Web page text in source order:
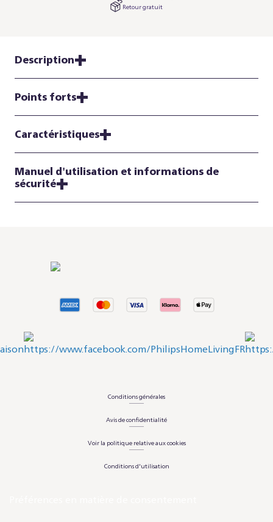
Retour gratuit
Description
Points forts
Caractéristiques
Manuel d'utilisation et informations de
sécurité
Conditions générales
Avis de confidentialité
Voir la politique relative aux cookies
Conditions d'utilisation